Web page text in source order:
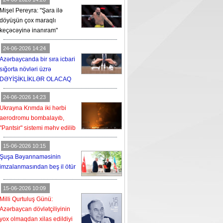
Mişel Pereyra: "Şara ilə
döyüşün çox maraqlı
keçəcəyinə inanıram"
24-06-2026 14:24
Azərbaycanda bir sıra icbari
sığorta növləri üzrə
DƏYİŞİKLİKLƏR OLACAQ
24-06-2026 14:23
Ukrayna Krımda iki hərbi
aerodromu bombalayıb,
"Pantsir" sistemi məhv edilib
15-06-2026 10:15
Şuşa Bəyannaməsinin
imzalanmasından beş il ötür
15-06-2026 10:09
Milli Qurtuluş Günü:
Azərbaycan dövlətçiliyinin
yox olmaqdan xilas edildiyi